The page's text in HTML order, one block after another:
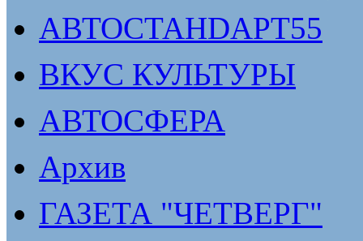
АВТОСТАНDАРТ55
ВКУС КУЛЬТУРЫ
АВТОСФЕРА
Архив
ГАЗЕТА "ЧЕТВЕРГ"